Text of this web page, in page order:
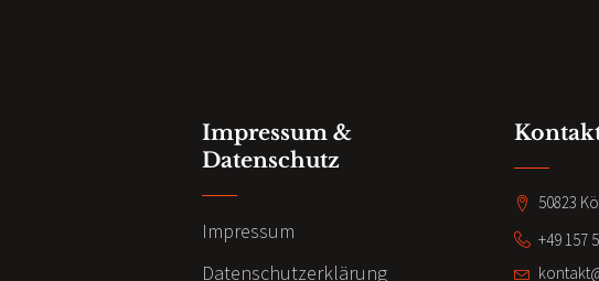
Impressum &
Datenschutz
Impressum
Datenschutzerklärung
50823
+49 157